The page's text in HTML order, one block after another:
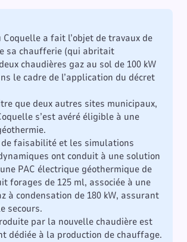
Coquelle a fait l’objet de travaux de
sa chaufferie (qui abritait
chaudières gaz au sol de 100 kW
le cadre de l’application du décret
que deux autres sites municipaux,
s’est avéré éligible à une
de faisabilité et les simulations
ont conduit à une solution
PAC électrique géothermique de
forages de 125 ml, associée à une
à condensation de 180 kW, assurant
secours.
par la nouvelle chaudière est
dédiée à la production de chauffage.